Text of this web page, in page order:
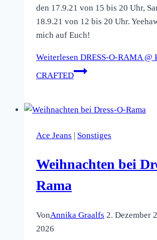
den 17.9.21 von 15 bis 20 Uhr,
18.9.21 von 12 bis 20 Uhr.
mich auf Euch!
Weiterlesen DRESS-O-RAMA @
CRAFTED
Ace Jeans Sonstiges
Weihnachten bei
Rama
VonAnnika Graalfs 2. Dezember
2026